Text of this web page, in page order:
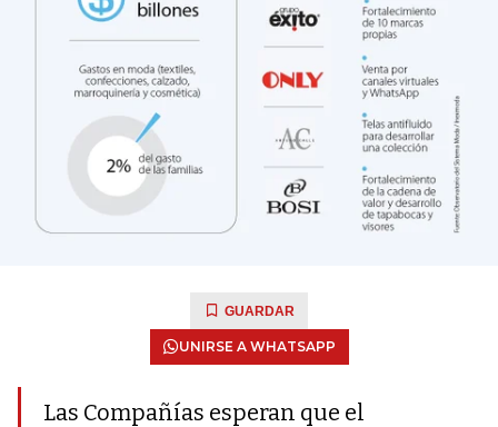
GUARDAR
UNIRSE A WHATSAPP
Las Compañías esperan que el